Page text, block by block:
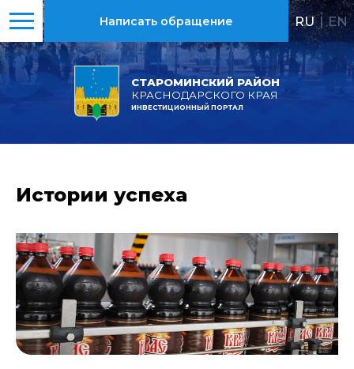
СТАРОМИНСКИЙ РАЙОН
КРАСНОДАРСКОГО КРАЯ
ИНВЕСТИЦИОННЫЙ ПОРТАЛ
Написать обращение RU | EN
Истории успеха